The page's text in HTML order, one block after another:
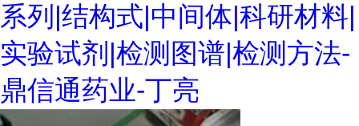
系列|结构式|中间体|科研材料|
实验试剂|检测图谱|检测方法-
鼎信通药业-丁亮